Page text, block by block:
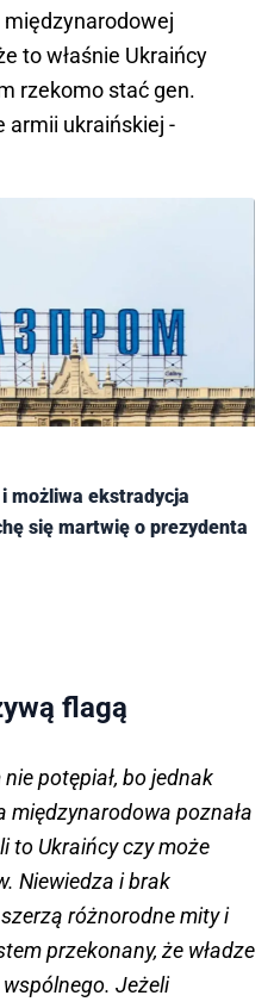
to właśnie Ukraińcy
rzekomo stać gen.
armii ukraińskiej -
możliwa ekstradycja
się martwię o prezydenta
flagą
potępiał, bo jednak
międzynarodowa poznała
to Ukraińcy czy może
Niewiedza i brak
różnorodne mity i
przekonany, że władze
Jeżeli